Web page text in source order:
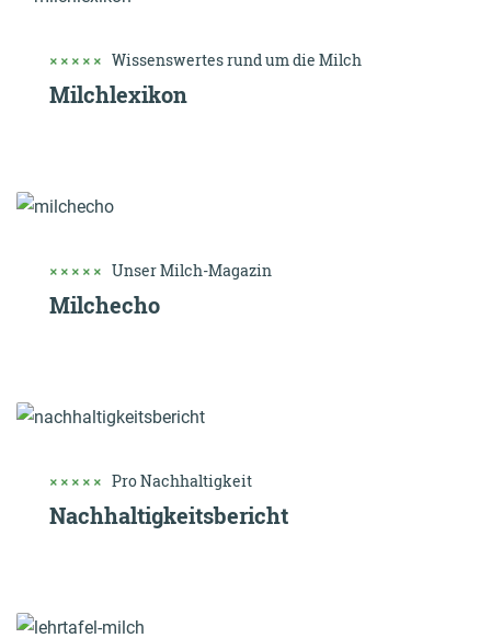
Jobs & Karriere
Onlineshop
Wissenswertes
Wissenswertes rund um die Milch
Milchlexikon
Unser Milch-Magazin
Milchecho
Pro Nachhaltigkeit
Nachhaltigkeits­bericht